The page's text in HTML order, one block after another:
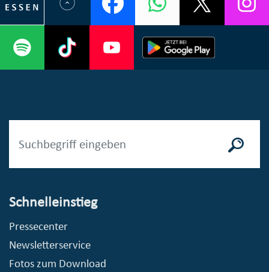
Schnelleinstieg
Pressecenter
Newsletterservice
Fotos zum Download